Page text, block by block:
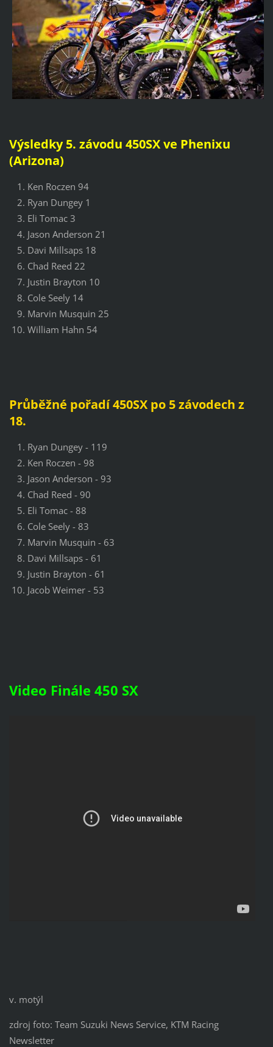
Výsledky 5. závodu 450SX ve Phenixu
(Arizona)
Ken Roczen 94
Ryan Dungey 1
Eli Tomac 3
Jason Anderson 21
Davi Millsaps 18
Chad Reed 22
Justin Brayton 10
Cole Seely 14
Marvin Musquin 25
William Hahn 54
Průběžné pořadí 450SX po 5 závodech z
18.
Ryan Dungey - 119
Ken Roczen - 98
Jason Anderson - 93
Chad Reed - 90
Eli Tomac - 88
Cole Seely - 83
Marvin Musquin - 63
Davi Millsaps - 61
Justin Brayton - 61
Jacob Weimer - 53
Video Finále 450 SX
v. motýl
zdroj foto: Team Suzuki News Service, KTM Racing
Newsletter